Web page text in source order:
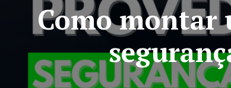
Como montar